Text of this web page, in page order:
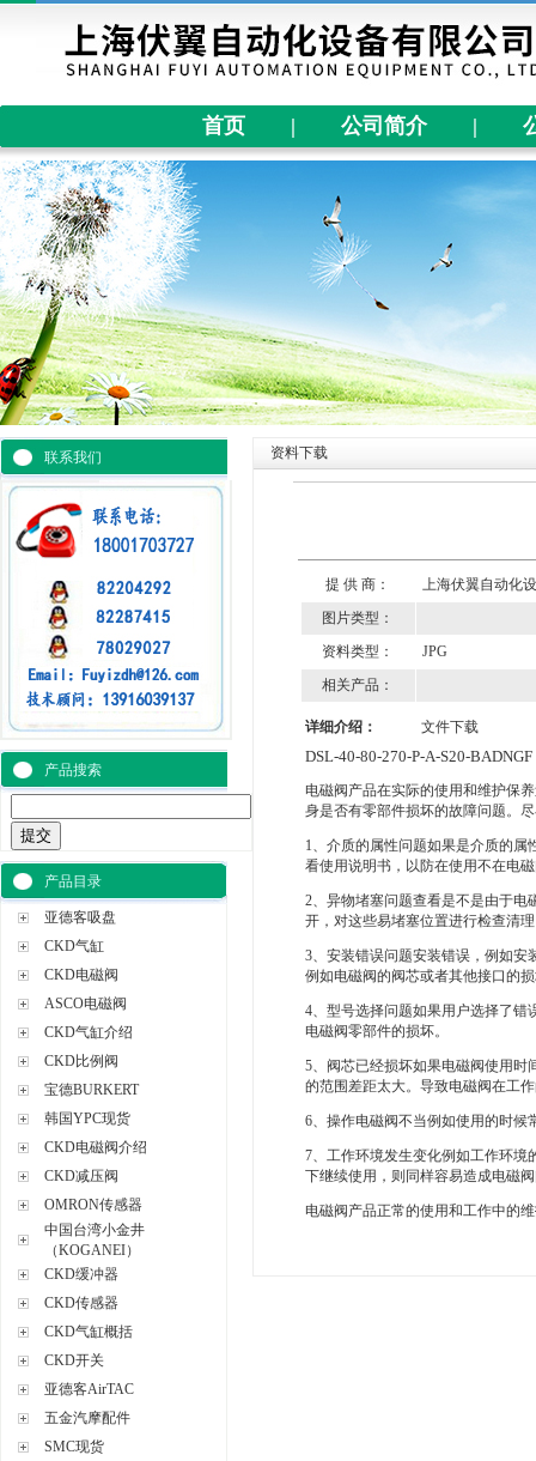
首页 | 公司简介 |
联系我们
产品搜索
产品目录
亚德客吸盘
CKD气缸
CKD电磁阀
ASCO电磁阀
CKD气缸介绍
CKD比例阀
宝德BURKERT
韩国YPC现货
CKD电磁阀介绍
CKD减压阀
OMRON传感器
中国台湾小金井
（KOGANEI）
CKD缓冲器
CKD传感器
CKD气缸概括
CKD开关
亚德客AirTAC
五金汽摩配件
SMC现货
资料下载
提 供 商：
上海伏翼自动化
图片类型：
资料类型：
JPG
相关产品：
详细介绍： 文件下载
DSL-40-80-270-P-A-S20-BADNGF
电磁阀产品在实际的使用和维护保
身是否有零部件损坏的故障问题。
1、介质的属性问题如果是介质的
看使用说明书，以防在使用不在电
2、异物堵塞问题查看是不是由于电
开，对这些易堵塞位置进行检查清
3、安装错误问题安装错误，例如安
例如电磁阀的阀芯或者其他接口的
4、型号选择问题如果用户选择了错
电磁阀零部件的损坏。
5、阀芯已经损坏如果电磁阀使用时
的范围差距太大。导致电磁阀在工
6、操作电磁阀不当例如使用的时候
7、工作环境发生变化例如工作环境
下继续使用，则同样容易造成电磁
电磁阀产品正常的使用和工作中的